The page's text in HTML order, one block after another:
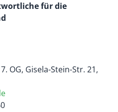
für die
OG, Gisela-Stein-Str. 21,